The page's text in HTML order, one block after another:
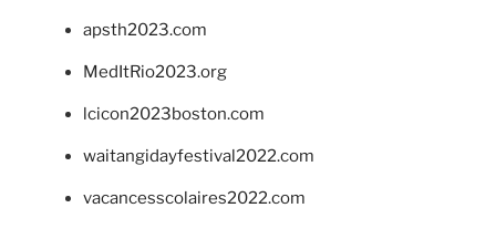
apsth2023.com
MedItRio2023.org
lcicon2023boston.com
waitangidayfestival2022.com
vacancesscolaires2022.com